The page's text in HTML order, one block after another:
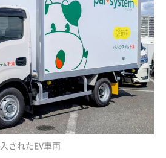
されたEV車両